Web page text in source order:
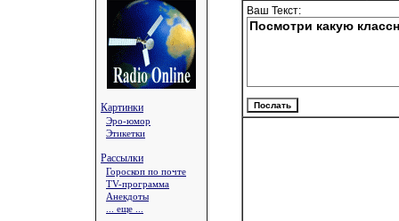
Картинки
Эро-юмор
Этикетки
Рассылки
Гороскоп по почте
TV-программа
Анекдоты
... еще ...
Ваш Текст: